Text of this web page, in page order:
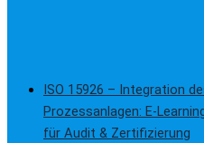
ISO 15926 – Integration
Prozessanlagen: E-
für Audit & Zertifizierung